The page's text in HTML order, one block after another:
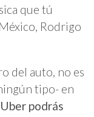
que tú
Rodrigo
del auto, no es
tipo- en
podrás